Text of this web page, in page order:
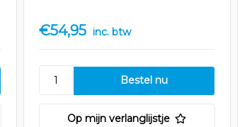
€54,95 inc. btw
Op mijn verlanglijstje